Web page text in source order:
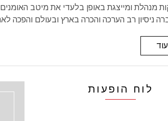
מנהלת ומייצגת באופן בלעדי את מיטב
ניסיון רב הערכה והכרה בארץ ובעולם והפכה
לוח הופעות